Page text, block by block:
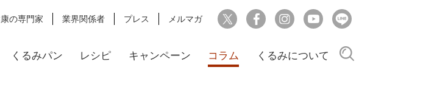
の専門家 業界関係者 プレス メルマガ
くるみパン レシピ キャンペーン コラム くるみについて